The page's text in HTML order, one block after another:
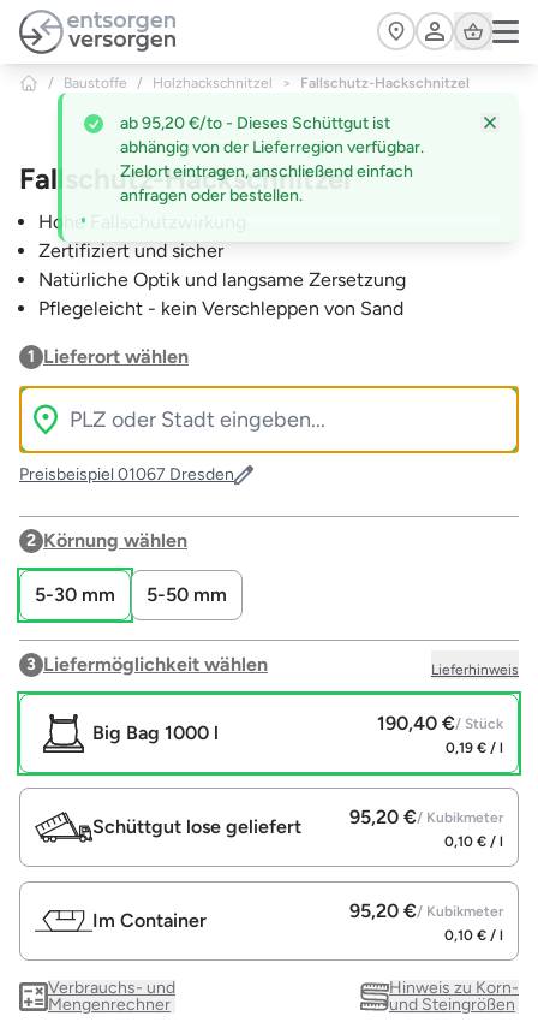
Zum Hauptinhalt springen
Cart
/ Baustoffe / Holzhackschnitzel > Fallschutz-Hackschnitzel
Fallschutz-Hackschnitzel
Hohe Fallschutzwirkung
Zertifiziert und sicher
Natürliche Optik und langsame Zersetzung
Pflegeleicht - kein Verschleppen von Sand
1 Lieferort wählen
Preisbeispiel 01067 Dresden
2 Körnung wählen
5-30 mm 5-50 mm
3 Liefermöglichkeit wählen Lieferhinweis
Big Bag 1000 l 190,40 €/ Stück
0,19 € / l
Schüttgut lose geliefert 95,20 €/ Kubikmeter
0,10 € / l
Im Container 95,20 €/ Kubikmeter
0,10 € / l
Verbrauchs- und
Mengenrechner
Hinweis zu Korn-
und Steingrößen